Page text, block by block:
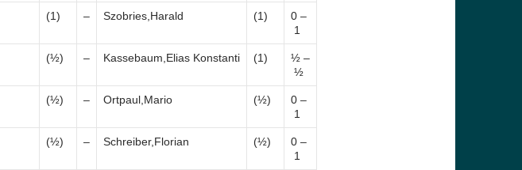
(1) – Szobries,Harald (1)
0 –
1
(½) – Kassebaum,Elias Konstanti (1)
½ –
½
(½) – Ortpaul,Mario (½)
0 –
1
(½) – Schreiber,Florian (½)
0 –
1